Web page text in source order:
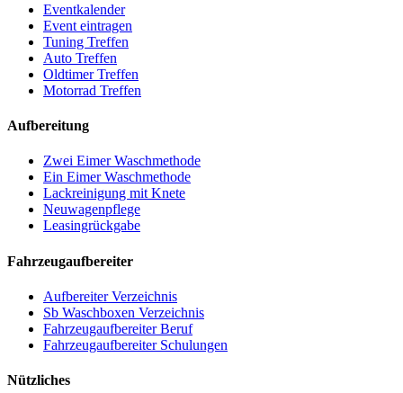
Eventkalender
Event eintragen
Tuning Treffen
Auto Treffen
Oldtimer Treffen
Motorrad Treffen
Aufbereitung
Zwei Eimer Waschmethode
Ein Eimer Waschmethode
Lackreinigung mit Knete
Neuwagenpflege
Leasingrückgabe
Fahrzeugaufbereiter
Aufbereiter Verzeichnis
Sb Waschboxen Verzeichnis
Fahrzeugaufbereiter Beruf
Fahrzeugaufbereiter Schulungen
Nützliches